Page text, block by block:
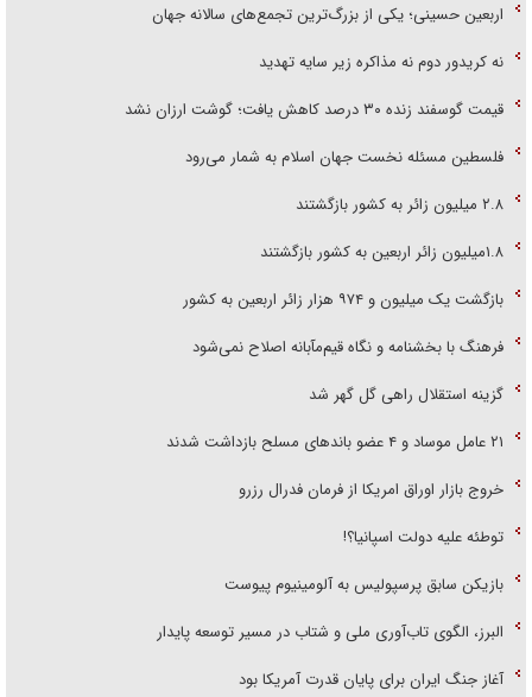
اربعین حسینی؛ یکی از بزرگ‌ترین تجمع‌های سالانه جهان
نه کریدور دوم نه مذاکره زیر سایه تهدید
قیمت گوسفند زنده ۳۰ درصد کاهش یافت؛ گوشت ارزان نشد
فلسطین مسئله نخست جهان اسلام به شمار می‌رود
۲.۸ میلیون زائر به کشور بازگشتند
۱.۸میلیون زائر اربعین به کشور بازگشتند
بازگشت یک میلیون و ۹۷۴ هزار زائر اربعین به کشور
فرهنگ با بخشنامه و نگاه قیم‌مآبانه اصلاح نمی‌شود
گزینه استقلال راهی گل گهر شد
۲۱ عامل موساد و ۴ عضو باند‌های مسلح بازداشت شدند
خروج بازار اوراق امریکا از فرمان فدرال رزرو
توطئه علیه دولت اسپانیا؟!
بازیکن سابق پرسپولیس به آلومینیوم پیوست
البرز، الگوی تاب‌آوری ملی و شتاب در مسیر توسعه پایدار
آغاز جنگ ایران برای پایان قدرت آمریکا بود